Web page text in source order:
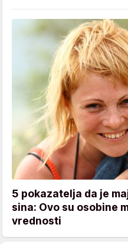
5 pokazatelja da je
sina: Ovo su osobine
vrednosti